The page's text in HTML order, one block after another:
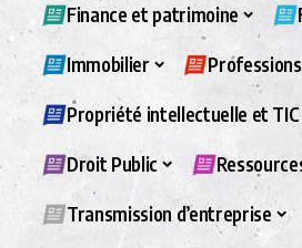
Finance et patrimoine
Immobilier
Propriété intellectuelle et TIC
Droit Public
Transmission d’entreprise